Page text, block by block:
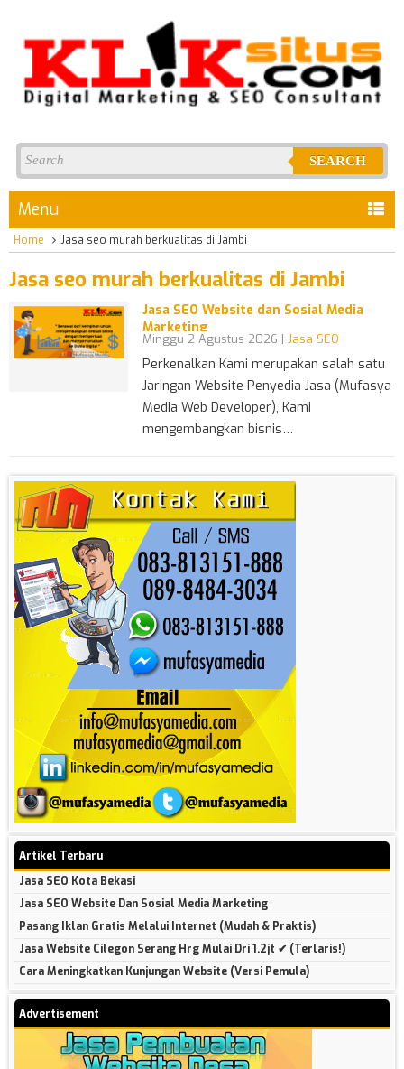
SEARCH
Menu
Home Jasa seo murah berkualitas di Jambi
Jasa seo murah berkualitas di Jambi
Jasa SEO Website dan Sosial Media
Marketing
Minggu 2 Agustus 2026 | Jasa SEO
Perkenalkan Kami merupakan salah satu
Jaringan Website Penyedia Jasa (Mufasya
Media Web Developer), Kami
mengembangkan bisnis…
Artikel Terbaru
Jasa SEO Kota Bekasi
Jasa SEO Website Dan Sosial Media Marketing
Pasang Iklan Gratis Melalui Internet (Mudah & Praktis)
Jasa Website Cilegon Serang Hrg Mulai Dri 1.2jt ✔ (Terlaris!)
Cara Meningkatkan Kunjungan Website (Versi Pemula)
Advertisement